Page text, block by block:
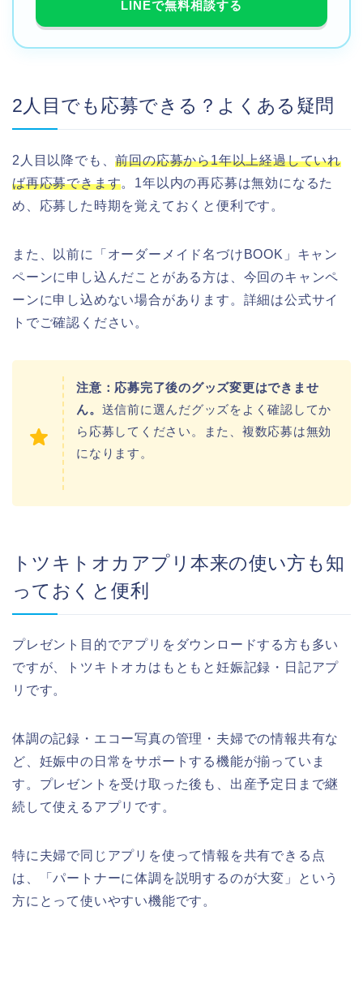
LINEで無料相談する
2人目でも応募できる？よくある疑問
2人目以降でも、前回の応募から1年以上経過していれ
ば再応募できます。1年以内の再応募は無効になるた
め、応募した時期を覚えておくと便利です。
また、以前に「オーダーメイド名づけBOOK」キャン
ペーンに申し込んだことがある方は、今回のキャンペ
ーンに申し込めない場合があります。詳細は公式サイ
トでご確認ください。
注意：応募完了後のグッズ変更はできませ
ん。 送信前に選んだグッズをよく確認してか
ら応募してください。また、複数応募は無効
になります。
トツキトオカアプリ本来の使い方も知
っておくと便利
プレゼント目的でアプリをダウンロードする方も多い
ですが、トツキトオカはもともと妊娠記録・日記アプ
リです。
体調の記録・エコー写真の管理・夫婦での情報共有な
ど、妊娠中の日常をサポートする機能が揃っていま
す。プレゼントを受け取った後も、出産予定日まで継
続して使えるアプリです。
特に夫婦で同じアプリを使って情報を共有できる点
は、「パートナーに体調を説明するのが大変」という
方にとって使いやすい機能です。